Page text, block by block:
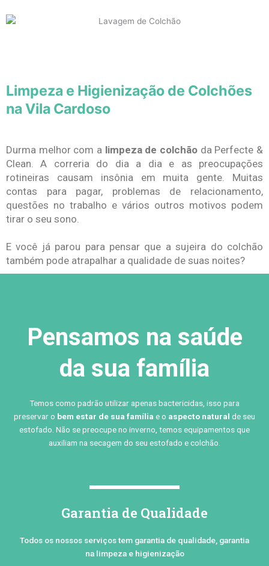
Limpeza e Higienização de Colchões
na Vila Cardoso
Durma melhor com a limpeza de colchão da Perfecte &
Clean. A correria do dia a dia e as preocupações
rotineiras causam insônia em muita gente. Muitas
contas para pagar, problemas de relacionamento,
questões no trabalho e vários outros motivos podem
tirar o seu sono.
E você já parou para pensar que a sujeira do colchão
também pode atrapalhar a qualidade de suas noites?
Pensamos na saúde
da sua família
Temos como padrão utilizar apenas bactericidas, isso para
preservar o bem estar de sua família e o aspecto natural de seu
estofado. Não se preocupe no inverno, temos equipamentos que
auxiliam na secagem do seu estofado e colchão.
Garantia de Qualidade
Todos os nossos serviços tem garantia de qualidade, garantia
na limpeza e higienização